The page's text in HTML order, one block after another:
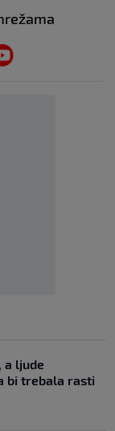
a ljude
bi trebala rasti